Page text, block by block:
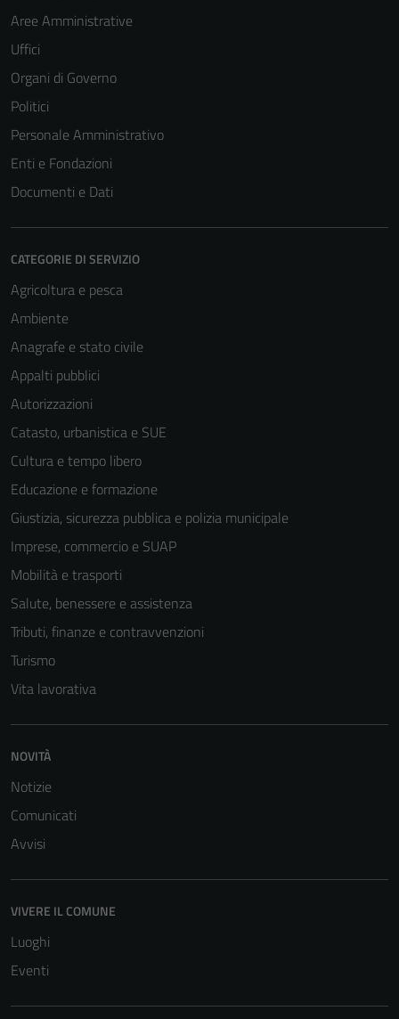
Aree Amministrative
Uffici
Organi di Governo
Politici
Personale Amministrativo
Enti e Fondazioni
Documenti e Dati
CATEGORIE DI SERVIZIO
Agricoltura e pesca
Ambiente
Anagrafe e stato civile
Appalti pubblici
Autorizzazioni
Catasto, urbanistica e SUE
Cultura e tempo libero
Educazione e formazione
Giustizia, sicurezza pubblica e polizia municipale
Imprese, commercio e SUAP
Mobilità e trasporti
Salute, benessere e assistenza
Tributi, finanze e contravvenzioni
Turismo
Vita lavorativa
NOVITÀ
Notizie
Comunicati
Avvisi
VIVERE IL COMUNE
Luoghi
Eventi
Questi cookie
essere